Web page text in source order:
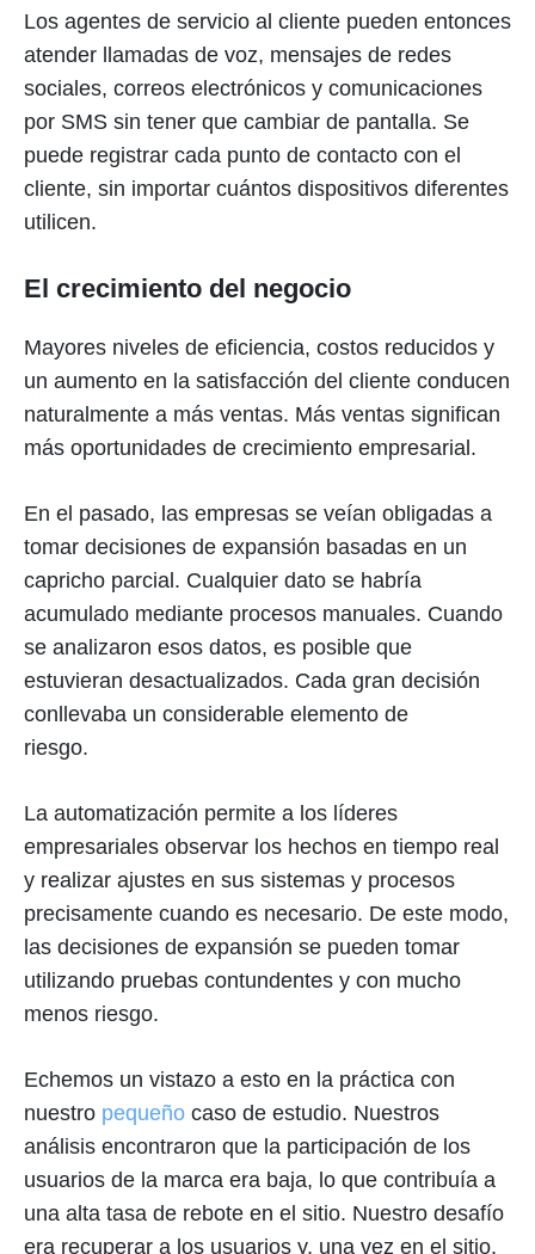
Los agentes de servicio al cliente pueden entonces
atender llamadas de voz, mensajes de redes
sociales, correos electrónicos y comunicaciones
por SMS sin tener que cambiar de pantalla. Se
puede registrar cada punto de contacto con el
cliente, sin importar cuántos dispositivos diferentes
utilicen.
El crecimiento del negocio
Mayores niveles de eficiencia, costos reducidos y
un aumento en la satisfacción del cliente conducen
naturalmente a más ventas. Más ventas significan
más oportunidades de crecimiento empresarial.
En el pasado, las empresas se veían obligadas a
tomar decisiones de expansión basadas en un
capricho parcial. Cualquier dato se habría
acumulado mediante procesos manuales. Cuando
se analizaron esos datos, es posible que
estuvieran desactualizados. Cada gran decisión
conllevaba un considerable elemento de
riesgo.
La automatización permite a los líderes
empresariales observar los hechos en tiempo real
y realizar ajustes en sus sistemas y procesos
precisamente cuando es necesario. De este modo,
las decisiones de expansión se pueden tomar
utilizando pruebas contundentes y con mucho
menos riesgo.
Echemos un vistazo a esto en la práctica con
nuestro pequeño caso de estudio. Nuestros
análisis encontraron que la participación de los
usuarios de la marca era baja, lo que contribuía a
una alta tasa de rebote en el sitio. Nuestro desafío
era recuperar a los usuarios y, una vez en el sitio,